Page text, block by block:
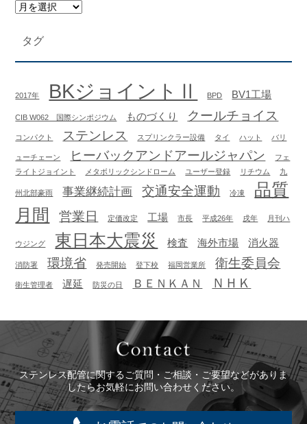
タグ
2017年 BKジョイントⅡ BPD BV1工場
CIB W062 国際シンポジウム ものづくり クールチョイス
コンパクト ステンレス スプリンクラー設備 タイ ハット バリ
ューチェーン ヒーバックアンドアールジャパン
フェ
ライトジョイント
メタボリックシンドローム ユーザー登録 リチウム 九
州北部豪雨 事業継続計画 交通安全運動 冷凍
品質
月間
営業日 定価改定 工場 市長 平成26年 戌年 月刊ハ
ウジング 東日本大震災 検査 海外市場 消火器
消防署 環境省 発売開始 登下校 福岡営業所 衛生委員会
衛生管理者 遅延 防災の日 ＢＥＮＫＡＮ ＮＨＫ
ステンレス配管に関するご質問・ご相談・ご要望などがありま
したらお気軽にお問い合わせください。